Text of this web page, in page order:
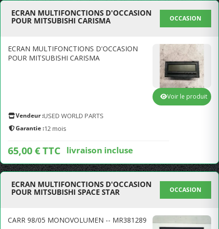
ECRAN MULTIFONCTIONS D'OCCASION
POUR MITSUBISHI CARISMA
OCCASION
ECRAN MULTIFONCTIONS D'OCCASION
POUR MITSUBISHI CARISMA
Vendeur :USED WORLD PARTS
Garantie :12 mois
65,00 € TTC livraison incluse
Voir le produit
ECRAN MULTIFONCTIONS D'OCCASION
POUR MITSUBISHI SPACE STAR
OCCASION
CARR 98/05 MONOVOLUMEN -- MR381289